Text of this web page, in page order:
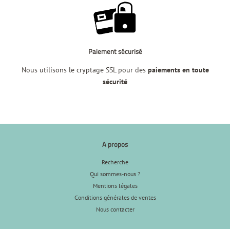
Paiement sécurisé
Nous utilisons le cryptage SSL pour des paiements en toute
sécurité
A propos
Recherche
Qui sommes-nous ?
Mentions légales
Conditions générales de ventes
Nous contacter